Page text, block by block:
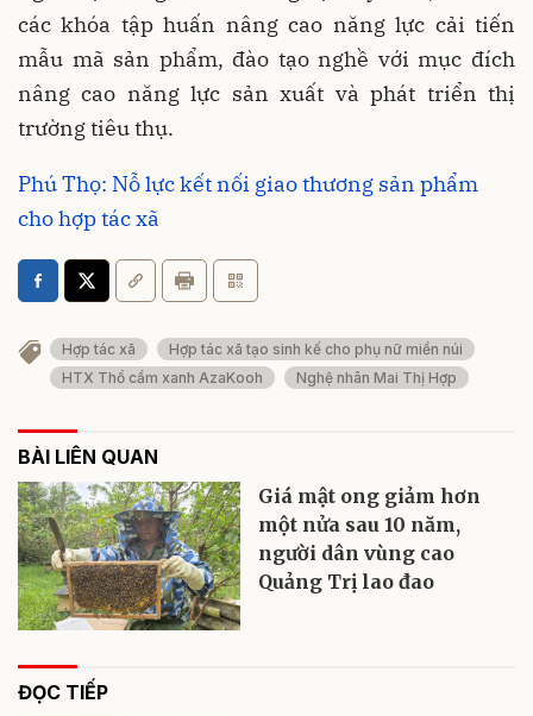
các khóa tập huấn nâng cao năng lực cải tiến
mẫu mã sản phẩm, đào tạo nghề với mục đích
nâng cao năng lực sản xuất và phát triển thị
trường tiêu thụ.
Phú Thọ: Nỗ lực kết nối giao thương sản phẩm
cho hợp tác xã
Hợp tác xã
Hợp tác xã tạo sinh kế cho phụ nữ miền núi
HTX Thổ cẩm xanh AzaKooh
Nghệ nhân Mai Thị Hợp
BÀI LIÊN QUAN
Giá mật ong giảm hơn
một nửa sau 10 năm,
người dân vùng cao
Quảng Trị lao đao
ĐỌC TIẾP